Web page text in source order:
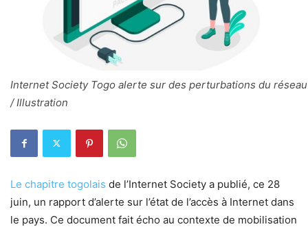
Internet Society Togo alerte sur des perturbations du réseau
/ Illustration
Le chapitre togolais de l’Internet Society a publié, ce 28
juin, un rapport d’alerte sur l’état de l’accès à Internet dans
le pays. Ce document fait écho au contexte de mobilisation